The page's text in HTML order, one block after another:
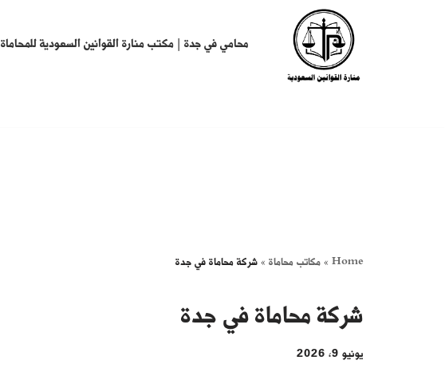
محامي في جدة | مكتب منارة القوانين السعودية للمحاماة
Home
»مكاتب محاماة »شركة محاماة في جدة
شركة محاماة في جدة
يونيو 9, 2026